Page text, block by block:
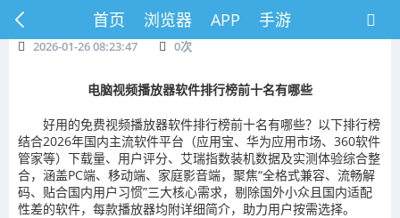
首页 浏览器 APP 手游
2026-01-26 08:23:47 0次
电脑视频播放器软件排行榜前十名有哪些
好用的免费视频播放器软件排行榜前十名有哪些？以下排行榜
结合2026年国内主流软件平台（应用宝、华为应用市场、360软件
管家等）下载量、用户评分、艾瑞指数装机数据及实测体验综合整
合，涵盖PC端、移动端、家庭影音端，聚焦“全格式兼容、流畅解
码、贴合国内用户习惯”三大核心需求，剔除国外小众且国内适配
性差的软件，每款播放器均附详细简介，助力用户按需选择。